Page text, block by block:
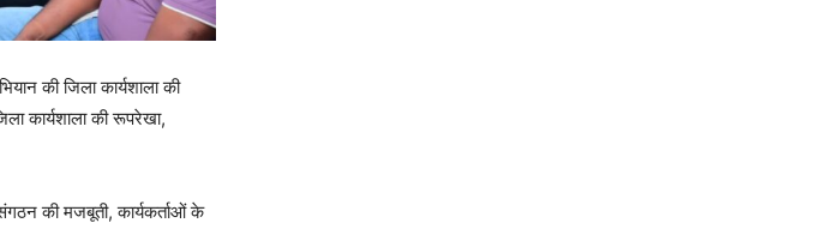
की जिला कार्यशाला की
कार्यशाला की रूपरेखा,
की मजबूती, कार्यकर्ताओं के